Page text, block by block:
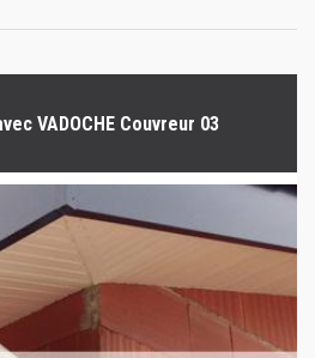
VADOCHE Couvreur 03